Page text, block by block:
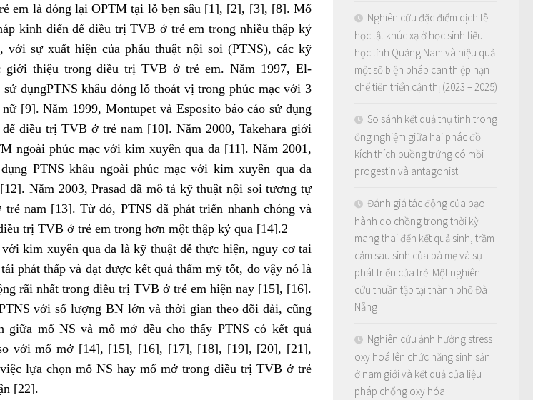
em là đóng lại OPTM tại lỗ bẹn sâu [1], [2], [3], [8]. Mổ
kinh điển để điều trị TVB ở trẻ em trong nhiều thập kỷ
sự xuất hiện của phẫu thuật nội soi (PTNS), các kỹ
giới thiệu trong điều trị TVB ở trẻ em. Năm 1997, El-
sử dụngPTNS khâu đóng lỗ thoát vị trong phúc mạc với 3
[9]. Năm 1999, Montupet và Esposito báo cáo sử dụng
điều trị TVB ở trẻ nam [10]. Năm 2000, Takehara giới
ngoài phúc mạc với kim xuyên qua da [11]. Năm 2001,
PTNS khâu ngoài phúc mạc với kim xuyên qua da
Năm 2003, Prasad đã mô tả kỹ thuật nội soi tương tự
nam [13]. Từ đó, PTNS đã phát triển nhanh chóng và
trị TVB ở trẻ em trong hơn một thập kỷ qua [14].2
kim xuyên qua da là kỹ thuật dễ thực hiện, nguy cơ tai
phát thấp và đạt được kết quả thẩm mỹ tốt, do vậy nó là
rãi nhất trong điều trị TVB ở trẻ em hiện nay [15], [16].
với số lượng BN lớn và thời gian theo dõi dài, cũng
giữa mổ NS và mổ mở đều cho thấy PTNS có kết quả
với mổ mở [14], [15], [16], [17], [18], [19], [20], [21],
lựa chọn mổ NS hay mổ mở trong điều trị TVB ở trẻ
[22].
Nghiên cứu đặc điểm dịch tễ
học tật khúc xạ ở học sinh tiểu
học tỉnh Quảng Nam và hiệu quả
một số biện pháp can thiệp hạn
chế tiến triển cận thị (2023 – 2025)
So sánh kết quả thụ tinh trong
ống nghiệm giữa hai phác đồ
kích thích buồng trứng có mồi
progestin và antagonist
Đánh giá tác động của bạo
hành do chồng trong thời kỳ
mang thai đến kết quả sinh, trầm
cảm sau sinh của bà mẹ và sự
phát triển của trẻ: Một nghiên
cứu thuần tập tại thành phố Đà
Nẵng
Nghiên cứu ảnh hưởng stress
oxy hoá lên chức năng sinh sản
ở nam giới và kết quả của liệu
pháp chống oxy hóa